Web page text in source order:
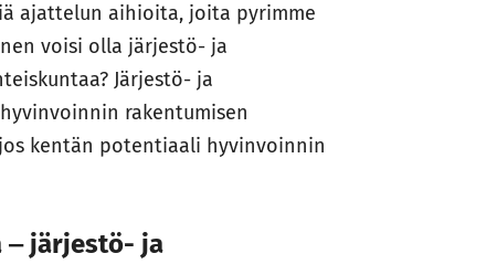
ajattelun aihioita, joita pyrimme
voisi olla järjestö- ja
Järjestö- ja
rakentumisen
kentän potentiaali hyvinvoinnin
‒ järjestö- ja